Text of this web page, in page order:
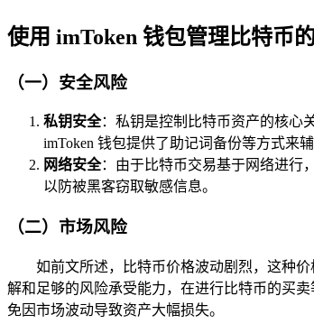
使用 imToken 钱包管理比特币
（一）安全风险
私钥安全：私钥是控制比特币资产的核心
imToken 钱包提供了助记词备份等方式来
网络安全：由于比特币交易基于网络进行
以防被黑客窃取敏感信息。
（二）市场风险
如前文所述，比特币价格波动剧烈，这种
解和足够的风险承受能力，在进行比特币的买
免因市场波动导致资产大幅损失。